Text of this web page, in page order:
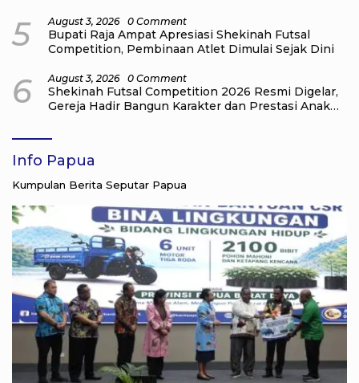
5 August 3, 2026 0 Comment
Bupati Raja Ampat Apresiasi Shekinah Futsal
Competition, Pembinaan Atlet Dimulai Sejak Dini
6 August 3, 2026 0 Comment
Shekinah Futsal Competition 2026 Resmi Digelar,
Gereja Hadir Bangun Karakter dan Prestasi Anak
Info Papua
Kumpulan Berita Seputar Papua